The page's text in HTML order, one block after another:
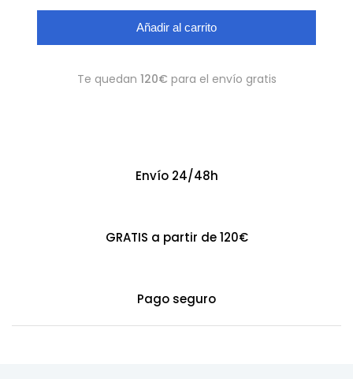
Añadir al carrito
Te quedan 120€ para el envío gratis
Envío 24/48h
GRATIS a partir de 120€
Pago seguro